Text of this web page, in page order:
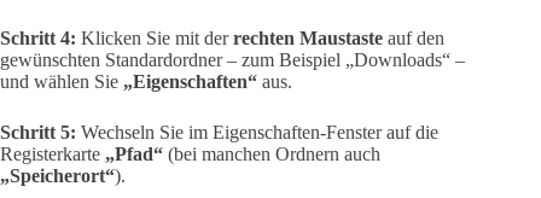
Schritt 4: Klicken Sie mit derrechten Maustaste auf den
gewünschten Standardordner – zum Beispiel „Downloads“ –
und wählen Sie „Eigenschaften“ aus.
Schritt 5: Wechseln Sie im Eigenschaften-Fenster auf die
Registerkarte „Pfad“ (bei manchen Ordnern auch
„Speicherort“).